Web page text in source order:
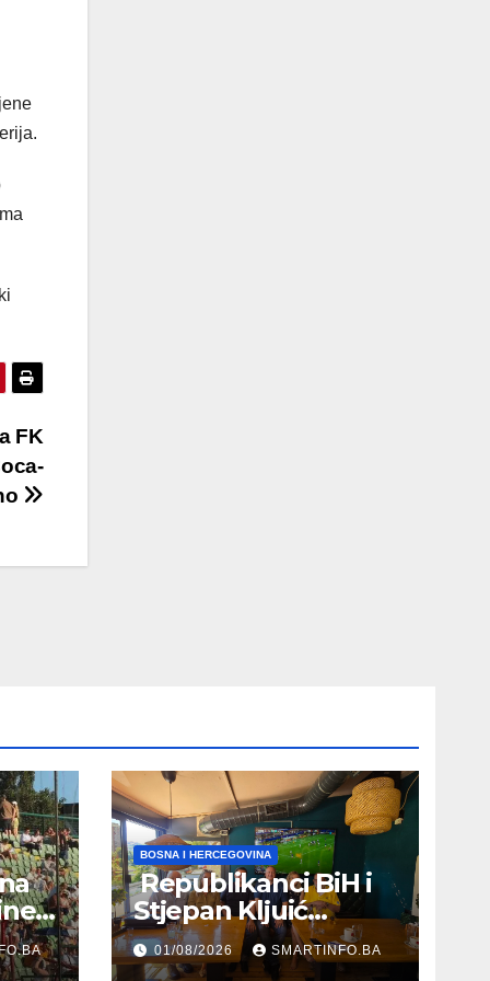
FK
BOSNA I HERCEGOVINA
Republikanci BiH i
Stjepan Kljuić
razgovarali o
evropskom putu
01/08/2026 SMARTINFO.BA